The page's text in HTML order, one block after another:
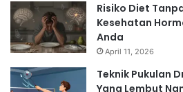
Risiko Diet
Kesehatan
Anda
April 11, 2026
Teknik Pukulan
Yang Lembut